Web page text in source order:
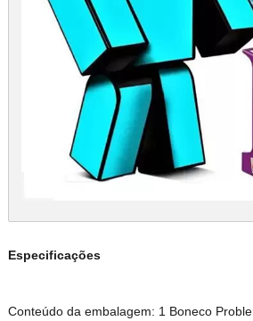
Especificações
Conteúdo da embalagem: 1 Boneco